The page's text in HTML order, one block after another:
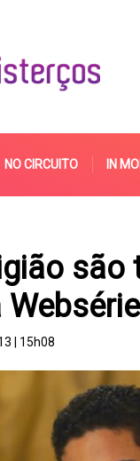
NO CIRCUITO IN
| 15h08